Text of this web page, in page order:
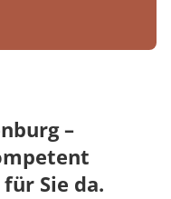
–
Sie da.